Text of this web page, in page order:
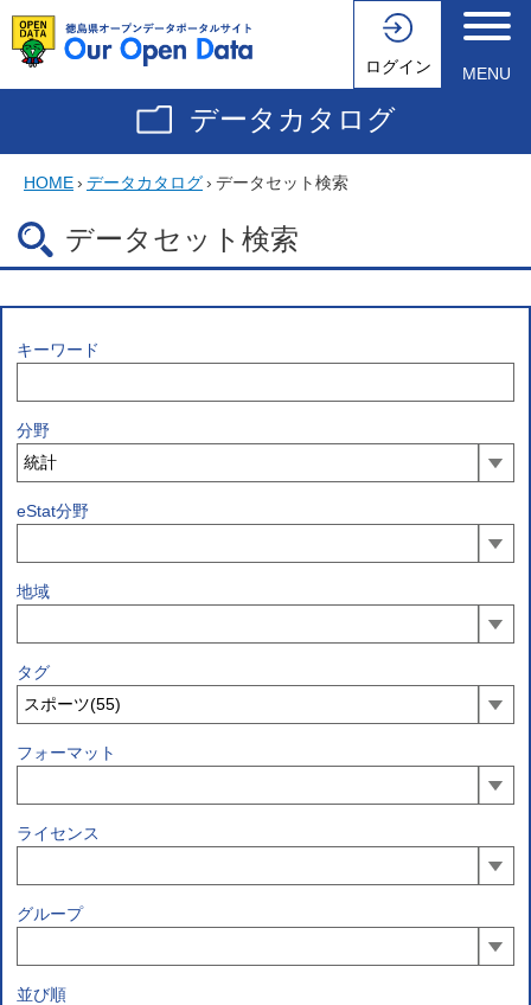
ログイン MENU
データカタログ
HOME› データカタログ› データセット検索
データセット検索
キーワード
分野
eStat分野
地域
タグ
フォーマット
ライセンス
グループ
並び順